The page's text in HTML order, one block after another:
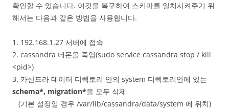
확인할 수 있습니다. 이것을 복구하여 스키마를 일치시켜주기 위
해서는 다음과 같은 방법을 사용합니다.
1. 192.168.1.27 서버에 접속
2. cassandra 데몬을 죽임(sudo service cassandra stop / kill
<pid>)
3. 카산드라 데이터 디렉토리 안의 system 디렉토리안에 있는
schema*, migration*을 모두 삭제
(기본 설정일 경우 /var/lib/cassandra/data/system 에 위치)